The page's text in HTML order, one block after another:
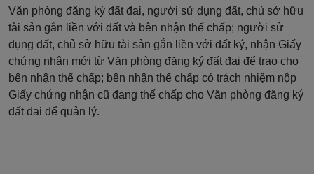
Văn phòng đăng ký đất đai, người sử dụng đất, chủ sở hữu
tài sản gắn liền với đất và bên nhận thế chấp; người sử
dụng đất, chủ sở hữu tài sản gắn liền với đất ký, nhận Giấy
chứng nhận mới từ Văn phòng đăng ký đất đai để trao cho
bên nhận thế chấp; bên nhận thế chấp có trách nhiệm nộp
Giấy chứng nhận cũ đang thế chấp cho Văn phòng đăng ký
đất đai để quản lý.